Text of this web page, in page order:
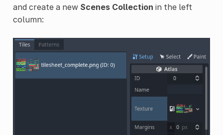
and create a new Scenes Collection in the left
column: